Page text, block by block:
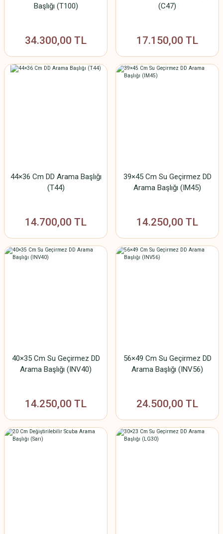
Başlığı (T100)
34.300,00 TL
(C47)
17.150,00 TL
44×36 Cm DD Arama Başlığı
(T44)
14.700,00 TL
39×45 Cm Su Geçirmez DD
Arama Başlığı (IM45)
14.250,00 TL
40×35 Cm Su Geçirmez DD
Arama Başlığı (INV40)
14.250,00 TL
56×49 Cm Su Geçirmez DD
Arama Başlığı (INV56)
24.500,00 TL